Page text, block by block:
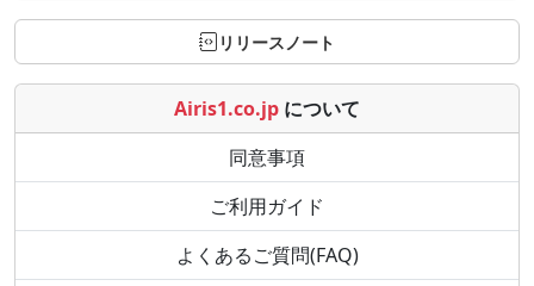
リリースノート
Airis1.co.jp について
同意事項
ご利用ガイド
よくあるご質問(FAQ)